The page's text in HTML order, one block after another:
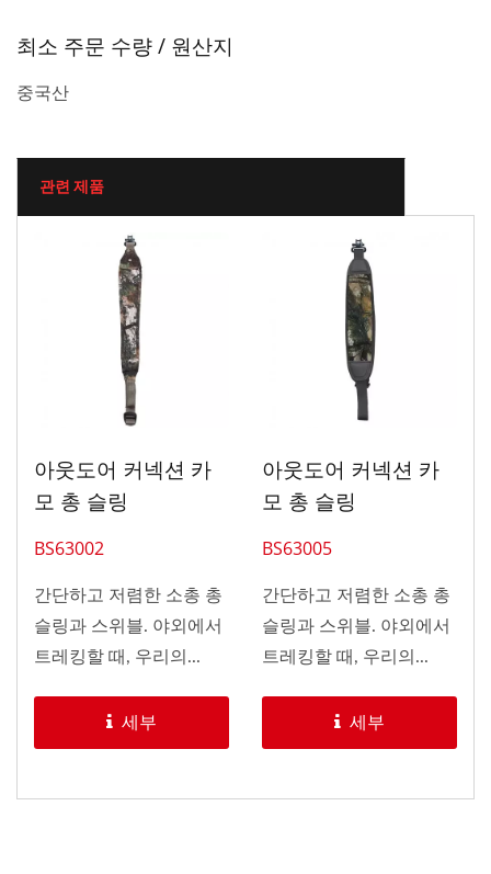
최소 주문 수량 / 원산지
중국산
관련 제품
아웃도어 커넥션 카
모 총 슬링
BS63002
간단하고 저렴한 소총 총
슬링과 스위블. 야외에서
트레킹할 때, 우리의...
세부
아웃도어 커넥션 카
모 총 슬링
BS63005
간단하고 저렴한 소총 총
슬링과 스위블. 야외에서
트레킹할 때, 우리의...
세부